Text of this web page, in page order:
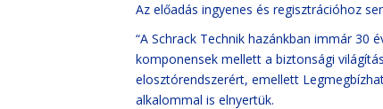
Az előadás ingyenes és regisztrációhoz
“A Schrack Technik hazánkban immár
komponensek mellett a biztonsági
elosztórendszerért, emellett
alkalommal is elnyertük.